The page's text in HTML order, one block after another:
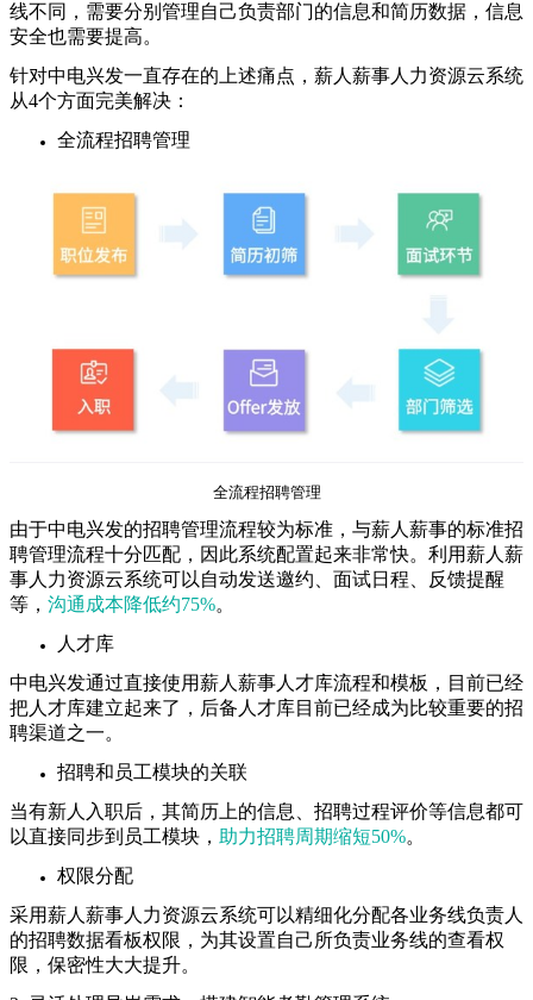
线不同，需要分别管理自己负责部门的信息和简历数据，信息
安全也需要提高。
针对中电兴发一直存在的上述痛点，薪人薪事人力资源云系统
从4个方面完美解决：
全流程招聘管理
全流程招聘管理
由于中电兴发的招聘管理流程较为标准，与薪人薪事的标准招
聘管理流程十分匹配，因此系统配置起来非常快。利用薪人薪
事人力资源云系统可以自动发送邀约、面试日程、反馈提醒
等， 沟通成本降低约75%。
人才库
中电兴发通过直接使用薪人薪事人才库流程和模板，目前已经
把人才库建立起来了，后备人才库目前已经成为比较重要的招
聘渠道之一。
招聘和员工模块的关联
当有新人入职后，其简历上的信息、招聘过程评价等信息都可
以直接同步到员工模块， 助力招聘周期缩短50%。
权限分配
采用薪人薪事人力资源云系统可以精细化分配各业务线负责人
的招聘数据看板权限，为其设置自己所负责业务线的查看权
限，保密性大大提升。